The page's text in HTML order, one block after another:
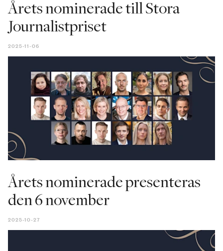
Årets nominerade till Stora
Journalistpriset
2025-11-06
Årets nominerade presenteras
den 6 november
2025-10-27